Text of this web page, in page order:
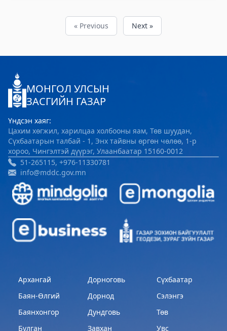
« Previous Next »
МОНГОЛ УЛСЫН
ЗАСГИЙН ГАЗАР
Үндсэн хаяг:
Цахим хөгжил, харилцаа холбооны яам, Төв шуудан,
Сүхбаатарын талбай - 1, Энх тайвны өргөн чөлөө, 1-р
хороо, Чингэлтэй дүүрэг, Улаанбаатар 15160-0012
51-265115, +976-11330781
info@mddc.gov.mn
Архангай
Баян-Өлгий
Баянхонгор
Булган
Дорноговь
Дорнод
Дундговь
Завхан
Сүхбаатар
Сэлэнгэ
Төв
Увс